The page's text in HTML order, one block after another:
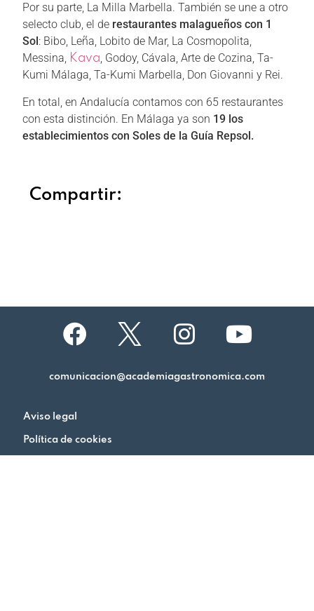
Por su parte, La Milla Marbella. También se une a otro
selecto club, el de restaurantes malagueños con 1
Sol : Bibo, Leña, Lobito de Mar, La Cosmopolita,
Messina, Kava, Godoy, Cávala, Arte de Cozina, Ta-
Kumi Málaga, Ta-Kumi Marbella, Don Giovanni y Rei.
En total, en Andalucía contamos con 65 restaurantes
con esta distinción. En Málaga ya son 19 los
establecimientos con Soles de la Guía Repsol.
Compartir:
comunicacion@academiagastronomica.com
Aviso legal
Política de cookies